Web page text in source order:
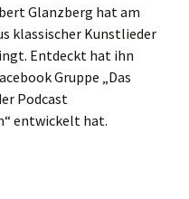
Glanzberg hat am
klassischer Kunstlieder
Entdeckt hat ihn
Gruppe „Das
Podcast
entwickelt hat.